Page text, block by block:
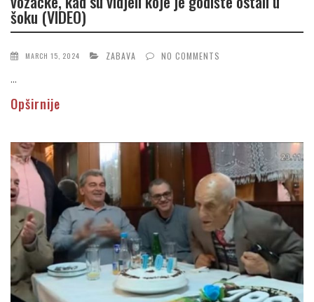
šoku (VIDEO)
MARCH 15, 2024 ZABAVA NO COMMENTS
...
Opširnije